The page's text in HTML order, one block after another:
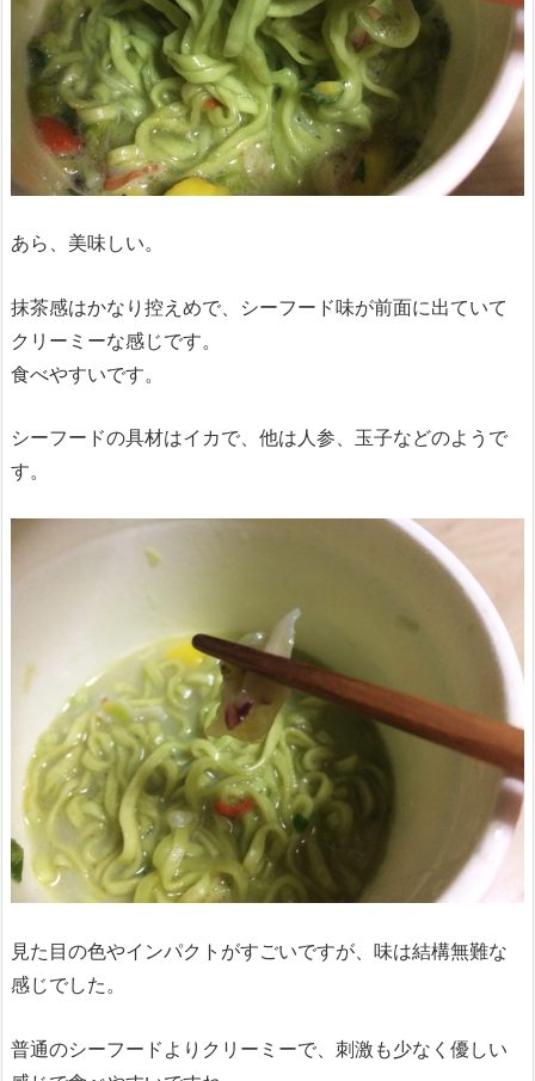
あら、美味しい。
抹茶感はかなり控えめで、シーフード味が前面に出ていて
クリーミーな感じです。
食べやすいです。
シーフードの具材はイカで、他は人参、玉子などのようで
す。
見た目の色やインパクトがすごいですが、味は結構無難な
感じでした。
普通のシーフードよりクリーミーで、刺激も少なく優しい